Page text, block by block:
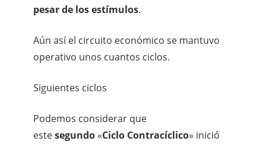
pesar de los estímulos.
Aún así el circuito económico se mantuvo
operativo unos cuantos ciclos.
Siguientes ciclos
Podemos considerar que
estesegundo «Ciclo Contracíclico» inició